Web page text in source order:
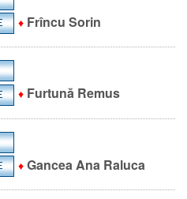
♦ Frîncu Sorin
♦ Furtună Remus
♦ Gancea Ana Raluca